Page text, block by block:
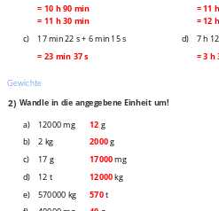
= 10 h 90 min
= 11 h 30 min
= 11
= 12
c)
17 min 22 s + 6 min 15 s d) 7 h
= 23 min 37 s = 3 h
Gewichte
2) Wandle in die angegebene Einheit um!
a) 12000 mg 12 g
b) 2 kg 2000g
c)
17 g 17000mg
d)
12 t 12000kg
e)
570000 kg 570t